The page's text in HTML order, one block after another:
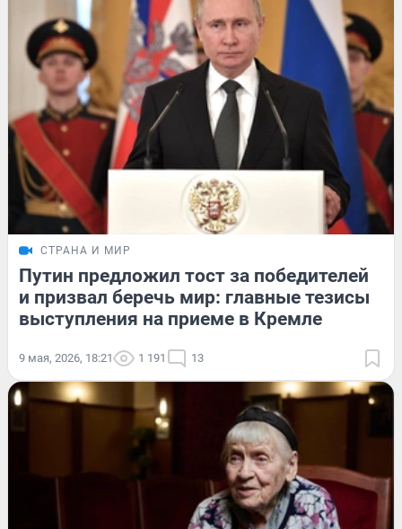
СТРАНА И МИР
Путин предложил тост за победителей
и призвал беречь мир: главные тезисы
выступления на приеме в Кремле
9 мая, 2026, 18:21 1 191 13